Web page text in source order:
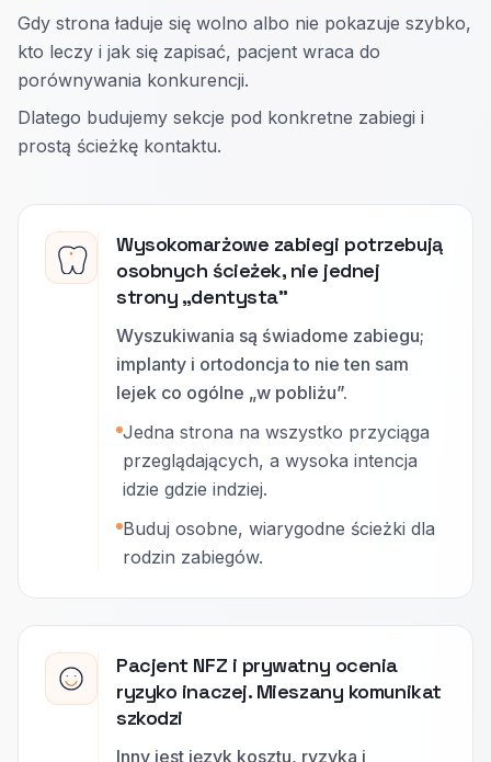
Gdy strona ładuje się wolno albo nie pokazuje szybko,
kto leczy i jak się zapisać, pacjent wraca do
porównywania konkurencji.
Dlatego budujemy sekcje pod konkretne zabiegi i
prostą ścieżkę kontaktu.
Wysokomarżowe zabiegi potrzebują
osobnych ścieżek, nie jednej
strony „dentysta”
Wyszukiwania są świadome zabiegu;
implanty i ortodoncja to nie ten sam
lejek co ogólne „w pobliżu”.
Jedna strona na wszystko przyciąga
przeglądających, a wysoka intencja
idzie gdzie indziej.
Buduj osobne, wiarygodne ścieżki dla
rodzin zabiegów.
Pacjent NFZ i prywatny ocenia
ryzyko inaczej. Mieszany komunikat
szkodzi
Inny jest język kosztu, ryzyka i